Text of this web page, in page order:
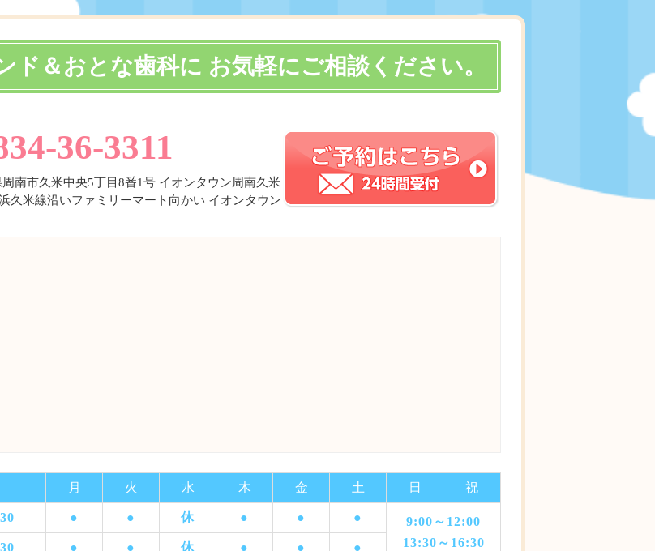
＆おとな歯科に お気軽にご相談ください。
36-3311
南市久米中央5丁目8番1号 イオンタウン周南久米
久米線沿いファミリーマート向かい イオンタウン
月 火 水 木 金 土 日 祝
● ● 休 ● ● ●
9:00～12:00
13:30～16:30
● ● 休 ● ● ●